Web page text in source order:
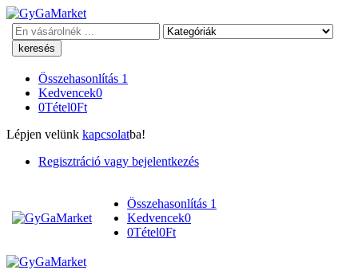
Keresés
Összehasonlítás 1
Kedvencek0
0Tétel0Ft
Lépjen velünk kapcsolatba!
Regisztráció vagy bejelentkezés
Összehasonlítás 1
Kedvencek0
0Tétel0Ft